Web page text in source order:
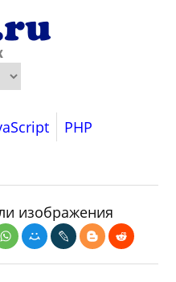
PHP
изображения